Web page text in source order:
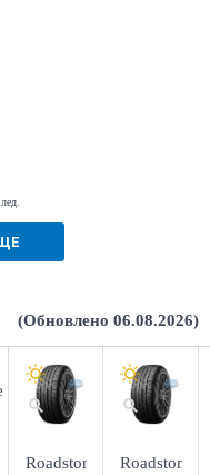
(Обновлено 06.08.2026)
Roadstone
Roadstone